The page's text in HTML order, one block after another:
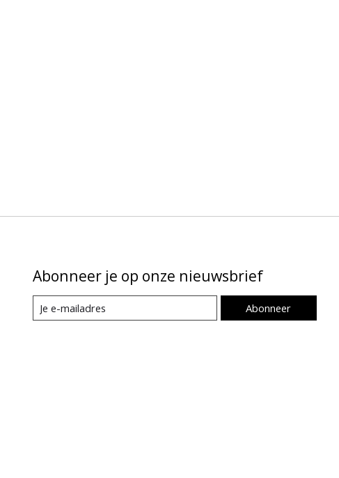
Abonneer je op onze nieuwsbrief
Abonneer